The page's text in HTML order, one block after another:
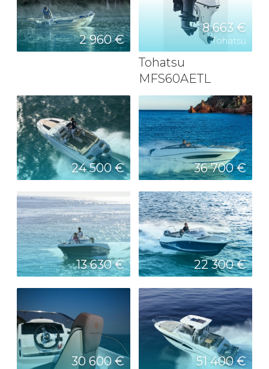
2 960 €
8 663 €
Tohatsu
Tohatsu
MFS60AETL
24 500 € 36 700 €
13 630 € 22 300 €
30 600 € 51 400 €